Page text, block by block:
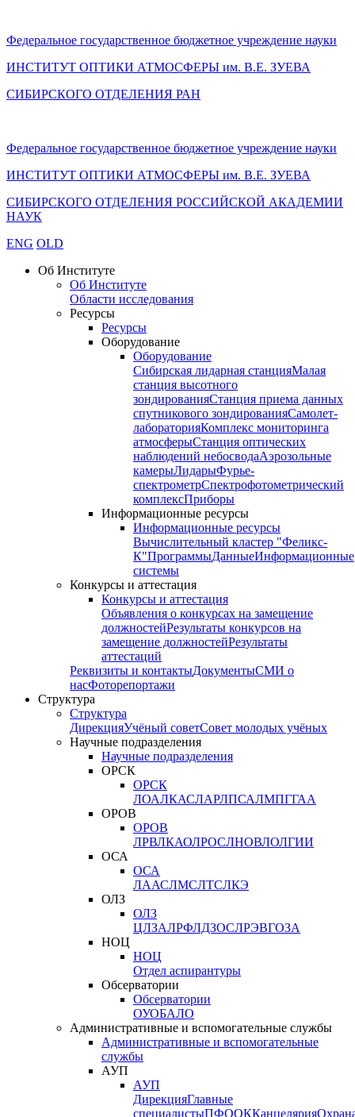
Федеральное государственное бюджетное учреждение науки
ИНСТИТУТ ОПТИКИ АТМОСФЕРЫ им. В.Е. ЗУЕВА
СИБИРСКОГО ОТДЕЛЕНИЯ РАН
Федеральное государственное бюджетное учреждение науки
ИНСТИТУТ ОПТИКИ АТМОСФЕРЫ им. В.Е. ЗУЕВА
СИБИРСКОГО ОТДЕЛЕНИЯ РОССИЙСКОЙ АКАДЕМИИ
НАУК
ENG OLD
Об Институте
Об Институте
Области исследования
Ресурсы
Ресурсы
Оборудование
Оборудование
Сибирская лидарная станцияМалая
станция высотного
зондированияСтанция приема данных
спутникового зондированияСамолет-
лабораторияКомплекс мониторинга
атмосферыСтанция оптических
наблюдений небосводаАэрозольные
камерыЛидарыФурье-
спектрометрСпектрофотометрический
комплексПриборы
Информационные ресурсы
Информационные ресурсы
Вычислительный кластер "Феликс-
К"ПрограммыДанныеИнформационные
системы
Конкурсы и аттестация
Конкурсы и аттестация
Объявления о конкурсах на замещение
должностейРезультаты конкурсов на
замещение должностейРезультаты
аттестаций
Реквизиты и контактыДокументыСМИ о
насФоторепортажи
Структура
Структура
ДирекцияУчёный советСовет молодых учёных
Научные подразделения
Научные подразделения
ОРСК
ОРСК
ЛОАЛКАСЛАРЛПСАЛМПГГАА
ОРОВ
ОРОВ
ЛРВЛКАОЛРОСЛНОВЛОЛГИИ
ОСА
ОСА
ЛААСЛМСЛТСЛКЭ
ОЛЗ
ОЛЗ
ЦЛЗАЛРФЛДЗОСЛРЭВГОЗА
НОЦ
НОЦ
Отдел аспирантуры
Обсерватории
Обсерватории
ОУОБАЛО
Административные и вспомогательные службы
Административные и вспомогательные
службы
АУП
АУП
ДирекцияГлавные
специалистыПФООККанцелярия